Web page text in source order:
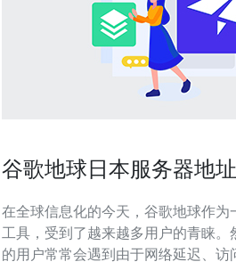
谷歌地球日本服务器地
在全球信息化的今天，谷歌地球作为
工具，受到了越来越多用户的青睐。
的用户常常会遇到由于网络延迟、访